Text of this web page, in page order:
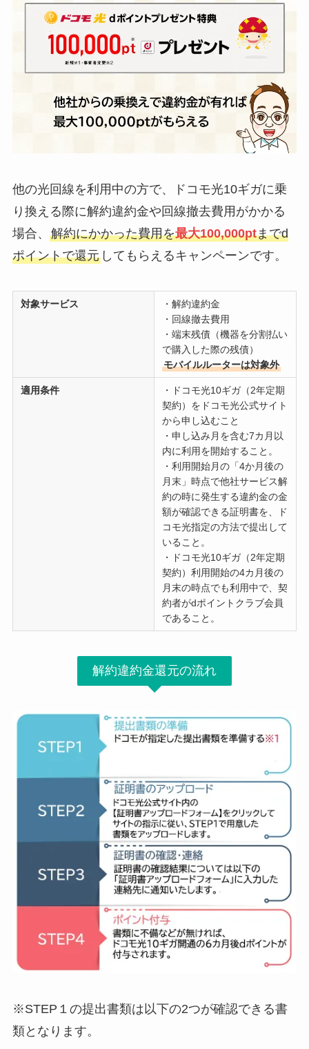
他の光回線を利用中の方で、ドコモ光10ギガに乗
り換える際に解約違約金や回線撤去費用がかかる
場合、 解約にかかった費用を最大100,000ptまでd
ポイントで還元してもらえるキャンペーンです。
対象サービス
・解約違約金
・回線撤去費用
・端末残債（機器を分割払い
で購入した際の残債）
モバイルルーターは対象外
適用条件
・ドコモ光10ギガ（2年定期
契約）をドコモ光公式サイト
から申し込むこと
・申し込み月を含む7カ月以
内に利用を開始すること。
・利用開始月の「4か月後の
月末」時点で他社サービス解
約の時に発生する違約金の金
額が確認できる証明書を、ド
コモ光指定の方法で提出して
いること。
・ドコモ光10ギガ（2年定期
契約）利用開始の4カ月後の
月末の時点でも利用中で、契
約者がdポイントクラブ会員
であること。
解約違約金還元の流れ
※STEP１の提出書類は以下の2つが確認できる書
類となります。